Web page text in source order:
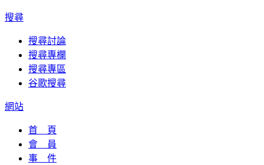
搜尋
搜尋討論
搜尋專欄
搜尋專區
谷歌搜尋
網站
首 頁
會 員
事 件